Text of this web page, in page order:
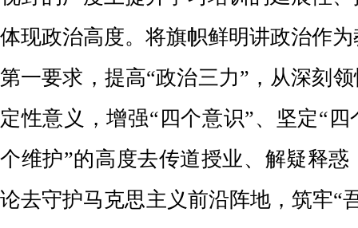
体现政治高度。将旗帜鲜明讲政治作
第一要求，提高“政治三力”，从深刻
定性意义，增强“四个意识”、坚定“四
个维护”的高度去传道授业、解疑释
论去守护马克思主义前沿阵地，筑牢“